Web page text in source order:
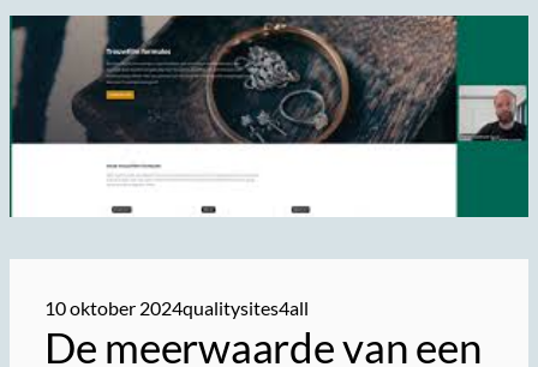
10 oktober 2024qualitysites4all
De meerwaarde van een